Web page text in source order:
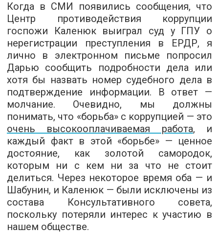
Когда в СМИ появились сообщения, что
Центр противодействия коррупции
госпожи Каленюк выиграл суд у ГПУ о
нерегистрации преступления в ЕРДР, я
лично в электронном письме попросил
Дарью сообщить подробности дела или
хотя бы назвать номер судебного дела в
подтверждение информации. В ответ —
молчание. Очевидно, мы должны
понимать, что «борьба» с коррупцией — это
очень высокооплачиваемая работа, и
каждый факт в этой «борьбе» — ценное
достояние, как золотой самородок,
которым ни с кем ни за что не стоит
делиться. Через некоторое время оба — и
Шабунин, и Каленюк — были исключены из
состава Консультативного совета,
поскольку потеряли интерес к участию в
нашем обществе.